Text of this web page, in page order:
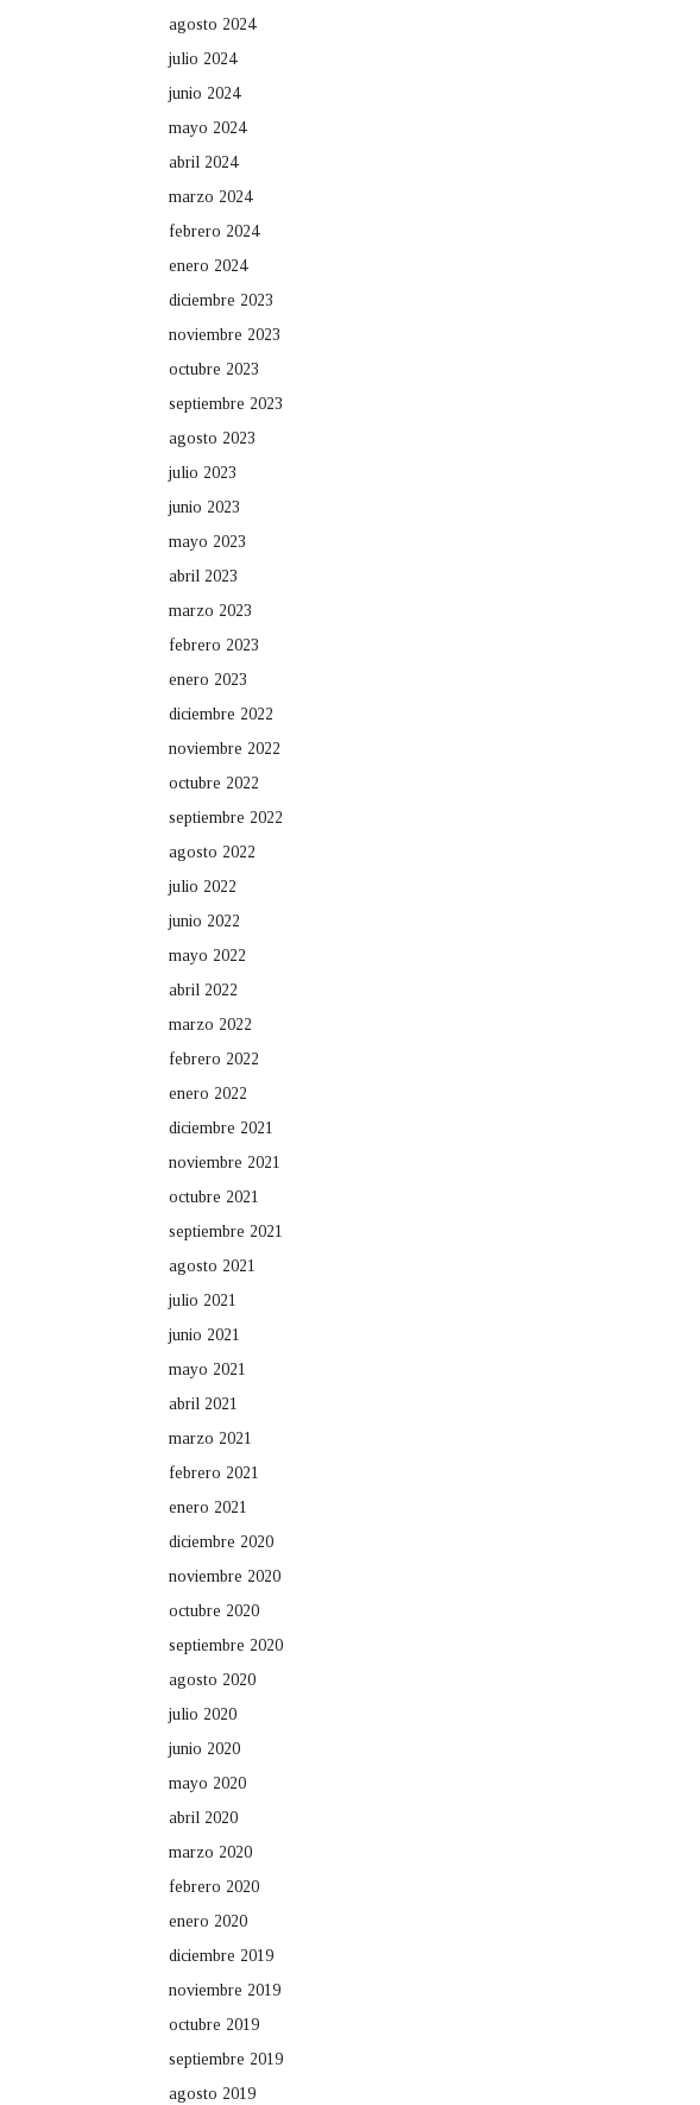
agosto 2024
julio 2024
junio 2024
mayo 2024
abril 2024
marzo 2024
febrero 2024
enero 2024
diciembre 2023
noviembre 2023
octubre 2023
septiembre 2023
agosto 2023
julio 2023
junio 2023
mayo 2023
abril 2023
marzo 2023
febrero 2023
enero 2023
diciembre 2022
noviembre 2022
octubre 2022
septiembre 2022
agosto 2022
julio 2022
junio 2022
mayo 2022
abril 2022
marzo 2022
febrero 2022
enero 2022
diciembre 2021
noviembre 2021
octubre 2021
septiembre 2021
agosto 2021
julio 2021
junio 2021
mayo 2021
abril 2021
marzo 2021
febrero 2021
enero 2021
diciembre 2020
noviembre 2020
octubre 2020
septiembre 2020
agosto 2020
julio 2020
junio 2020
mayo 2020
abril 2020
marzo 2020
febrero 2020
enero 2020
diciembre 2019
noviembre 2019
octubre 2019
septiembre 2019
agosto 2019